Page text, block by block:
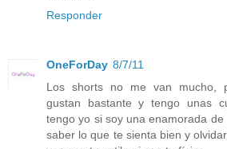
Responder
OneForDay 8/7/11
Los shorts no me van mucho,
gustan bastante y tengo unas
tengo yo si soy una enamorada
saber lo que te sienta bien y